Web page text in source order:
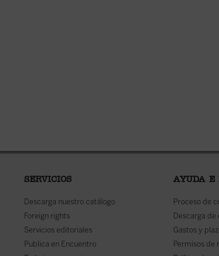
SERVICIOS
Descarga nuestro catálogo
Foreign rights
Servicios editoriales
Publica en Encuentro
AYUDA E
Proceso de
Descarga de
Gastos y
Permisos de